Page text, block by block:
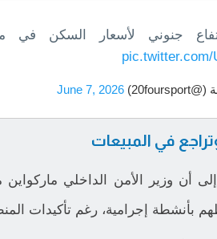
pic.twitter.com/
June 7, 2026
في المبيعات
أن وزير الأمن الداخلي
بأنشطة إجرامية، رغم تأكيدات